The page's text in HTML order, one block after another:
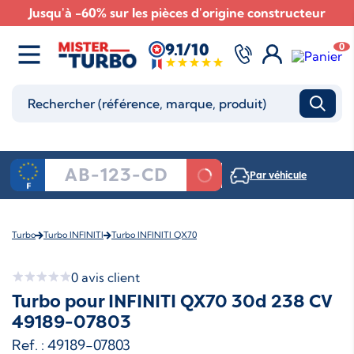
Jusqu'à -60% sur les pièces d'origine constructeur
9.1/10 0
Par véhicule
Turbo Turbo INFINITI Turbo INFINITI QX70
0 avis client
Turbo pour INFINITI QX70 30d 238 CV
49189-07803
Ref. : 49189-07803